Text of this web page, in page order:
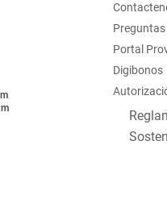
Portal
Digibonos